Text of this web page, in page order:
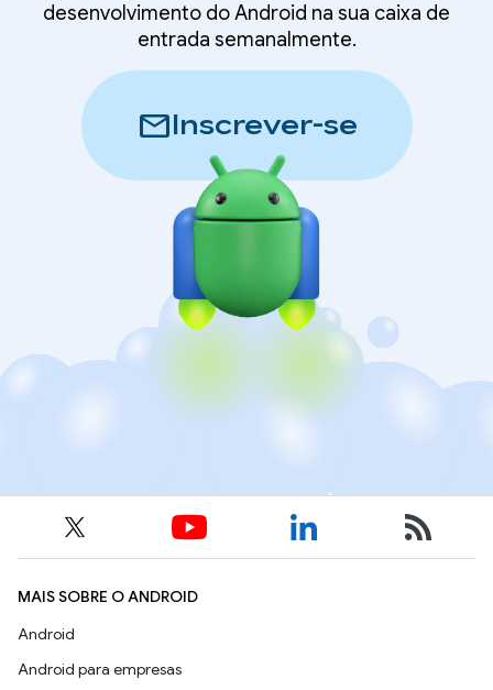
desenvolvimento do Android na sua caixa de
entrada semanalmente.
mailInscrever-se
MAIS SOBRE O ANDROID
Android
Android para empresas